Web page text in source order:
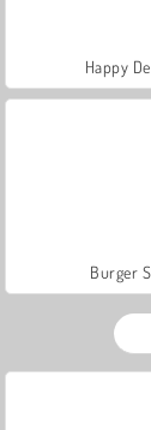
Happy
Burger